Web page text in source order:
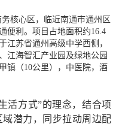
核心区，临近南通市通州区
便利。项目占地面积约16.4
江苏省通州高级中学西侧，
江海智汇产业园及绿地公园
镇（10公里），中医院，酒
活方式”的理念，结合项
潜力，同步拉动周边配